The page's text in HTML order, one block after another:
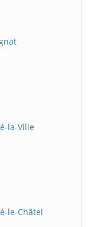
la-Ville
le-Châtel